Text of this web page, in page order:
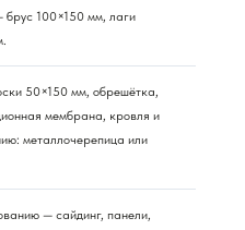
брус 100×150 мм, лаги
50×150 мм, обрешётка,
мембрана, кровля и
металлочерепица или
— сайдинг, панели,